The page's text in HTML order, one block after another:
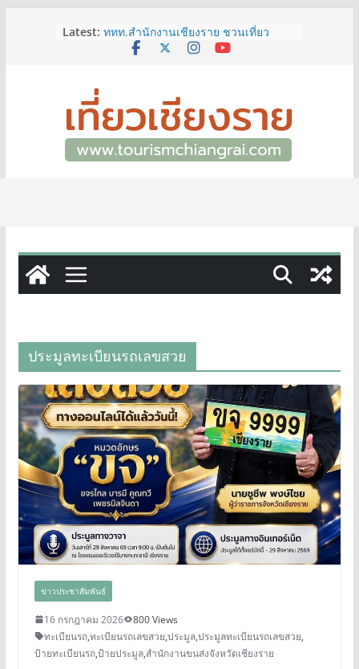
Latest: ททท.สำนักงานเชียงราย ชวนเที่ยว
เชียงรายหน้าฝน ให้ชุ่มฉ่ำหัวใจไปกับ
เลขสวย หมวด ขจ เปิดประมูลออนไลน์
แล้ววันนี้ เลขเด่น เลขมงคล ความหมาย
ดีมีให้เลือกหลากหลายทั้ง 301 หมายเลข
3 พิกัด ที่เที่ยวชมงานเทศกาลโล้ชิงช้า
ยกระดับตลาดสด 100 ปี สู่พิพิธภัณฑ์
ศิลปะมีชีวิต หนุนเศรษฐกิจสร้างสรรค์
ประมูลทะเบียนรถเลขสวย
ข่าวประชาสัมพันธ์
16 กรกฎาคม 2026
800 Views
ทะเบียนรถ,ทะเบียนรถเลขสวย,ประมูล,ประมูลทะเบียนรถเลขสวย,
ป้ายทะเบียนรถ,ป้ายประมูล,สำนักงานขนส่งจังหวัดเชียงราย